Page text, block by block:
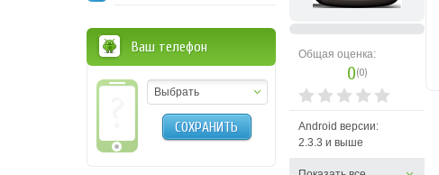
Общая оценка:
0(0)
Android версии:
2.3.3 и выше
Ваш телефон
Выбрать
СОХРАНИТЬ